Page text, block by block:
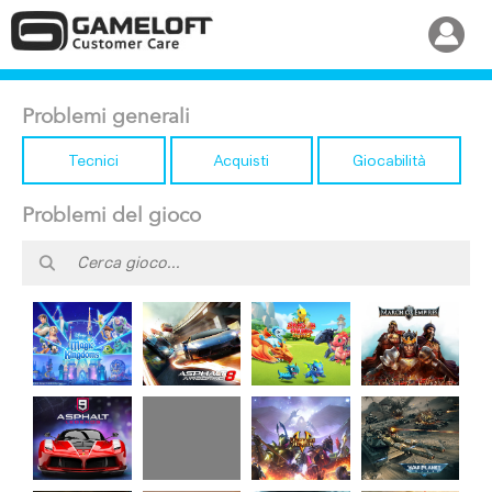
Problemi generali
Tecnici Acquisti Giocabilità
Problemi del gioco
Disney
Magic
Kingdoms
Dragon
Mania
Legends
March of
Empires